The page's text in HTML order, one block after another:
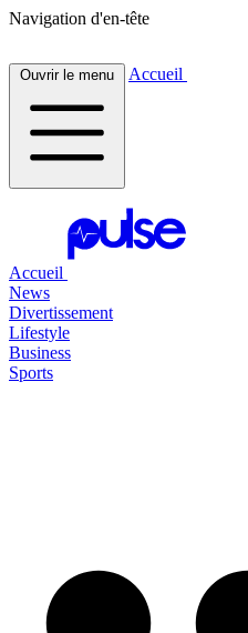
Navigation d'en-tête
Ouvrir le menu Accueil
Accueil
News
Divertissement
Lifestyle
Business
Sports